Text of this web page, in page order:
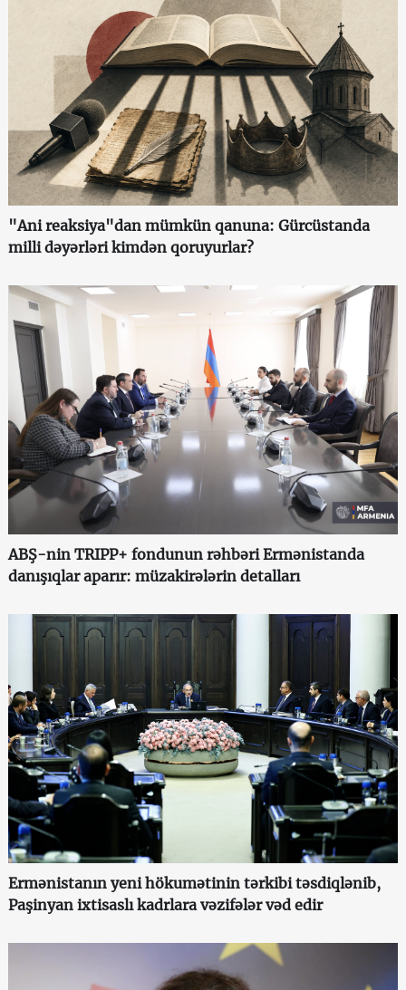
"Ani reaksiya"dan mümkün qanuna: Gürcüstanda
milli dəyərləri kimdən qoruyurlar?
ABŞ-nin TRIPP+ fondunun rəhbəri Ermənistanda
danışıqlar aparır: müzakirələrin detalları
Ermənistanın yeni hökumətinin tərkibi təsdiqlənib,
Paşinyan ixtisaslı kadrlara vəzifələr vəd edir